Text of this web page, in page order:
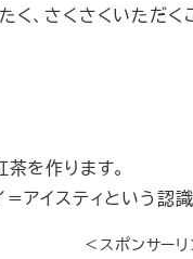
、さくさくいただく
を作ります。
アイスティという
＜スポンサーリ